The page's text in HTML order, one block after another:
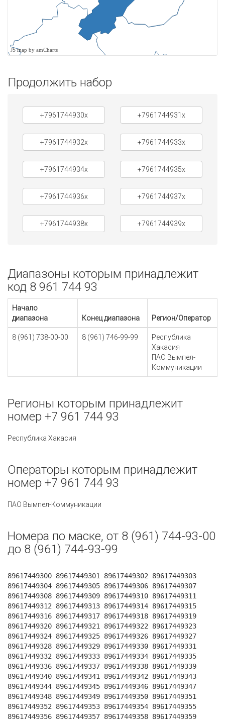
JS map by amCharts
Продолжить набор
+7961744930x +7961744931x
+7961744932x +7961744933x
+7961744934x +7961744935x
+7961744936x +7961744937x
+7961744938x +7961744939x
Диапазоны которым принадлежит
код 8 961 744 93
Начало
диапазона
Конец диапазона Регион/Оператор
8 (961) 738-00-00 8 (961) 746-99-99
Республика
Хакасия
ПАО Вымпел-
Коммуникации
Регионы которым принадлежит
номер +7 961 744 93
Республика Хакасия
Операторы которым принадлежит
номер +7 961 744 93
ПАО Вымпел-Коммуникации
Номера по маске, от 8 (961) 744-93-00
до 8 (961) 744-93-99
89617449300 89617449301 89617449302 89617449303
89617449304 89617449305 89617449306 89617449307
89617449308 89617449309 89617449310 89617449311
89617449312 89617449313 89617449314 89617449315
89617449316 89617449317 89617449318 89617449319
89617449320 89617449321 89617449322 89617449323
89617449324 89617449325 89617449326 89617449327
89617449328 89617449329 89617449330 89617449331
89617449332 89617449333 89617449334 89617449335
89617449336 89617449337 89617449338 89617449339
89617449340 89617449341 89617449342 89617449343
89617449344 89617449345 89617449346 89617449347
89617449348 89617449349 89617449350 89617449351
89617449352 89617449353 89617449354 89617449355
89617449356 89617449357 89617449358 89617449359